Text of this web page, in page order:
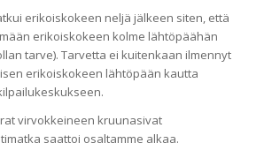
erikoiskokeen neljä jälkeen siten, että
erikoiskokeen kolme lähtöpäähän
tarve). Tarvetta ei kuitenkaan ilmennyt
erikoiskokeen lähtöpään kautta
virvokkeineen kruunasivat
saattoi osaltamme alkaa.